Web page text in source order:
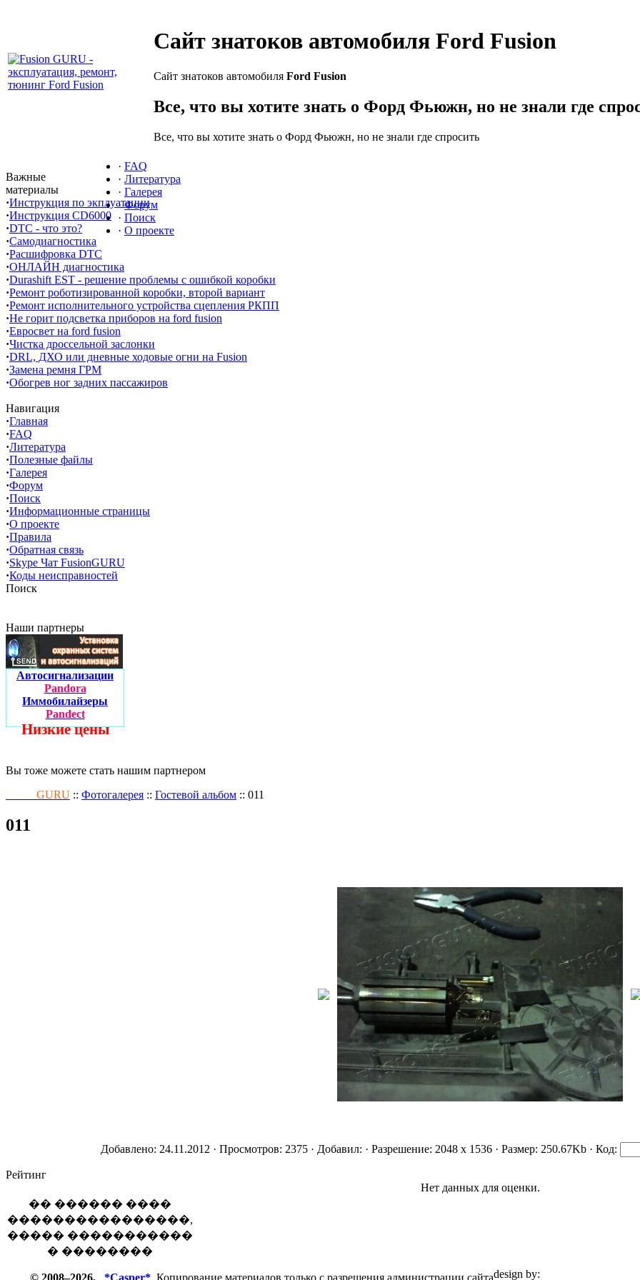
Сайт знатоков автомобиля Ford Fusion
Сайт знатоков автомобиля Ford Fusion
Все, что вы хотите знать о Форд Фьюжн, но не знали где
Все, что вы хотите знать о Форд Фьюжн, но не знали где спросить
· FAQ
· Литература
· Галерея
· Форум
· Поиск
· О проекте
Важные
материалы
·Инструкция по экплуатации
·Инструкция CD6000
·DTC - что это?
·Самодиагностика
·Расшифровка DTC
·ОНЛАЙН диагностика
·Durashift EST - решение проблемы с ошибкой коробки
·Ремонт роботизированной коробки, второй вариант
·Ремонт исполнительного устройства сцепления РКПП
·Не горит подсветка приборов на ford fusion
·Евросвет на ford fusion
·Чистка дроссельной заслонки
·DRL, ДХО или дневные ходовые огни на Fusion
·Замена ремня ГРМ
·Обогрев ног задних пассажиров
Навигация
·Главная
·FAQ
·Литература
·Полезные файлы
·Галерея
·Форум
·Поиск
·Информационные страницы
·О проекте
·Правила
·Обратная связь
·Skype Чат FusionGURU
·Коды неисправностей
Поиск
Наши партнеры
Автосигнализации
Pandora
Иммобилайзеры
Pandect
Низкие цены
Вы тоже можете стать нашим партнером
GURU :: Фотогалерея :: Гостевой альбом :: 011
011
Добавлено: 24.11.2012 · Просмотров: 2375 · Добавил: · Разрешение: 2048 x 1536 · Размер: 250.67Kb · Код:
Рейтинг
Нет данных для оценки.
�� ������ ����
����������������,
����� �����������
� ��������
© 2008–2026, *Casper* Копирование материалов только с разрешения администрации сайтаdesign by: